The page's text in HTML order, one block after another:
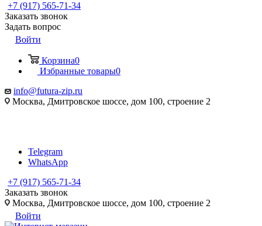
+7 (917) 565-71-34
Заказать звонок
Задать вопрос
Войти
Корзина0
Избранные товары0
info@futura-zip.ru
Москва, Дмитровское шоссе, дом 100, строение 2
Telegram
WhatsApp
+7 (917) 565-71-34
Заказать звонок
Москва, Дмитровское шоссе, дом 100, строение 2
Войти